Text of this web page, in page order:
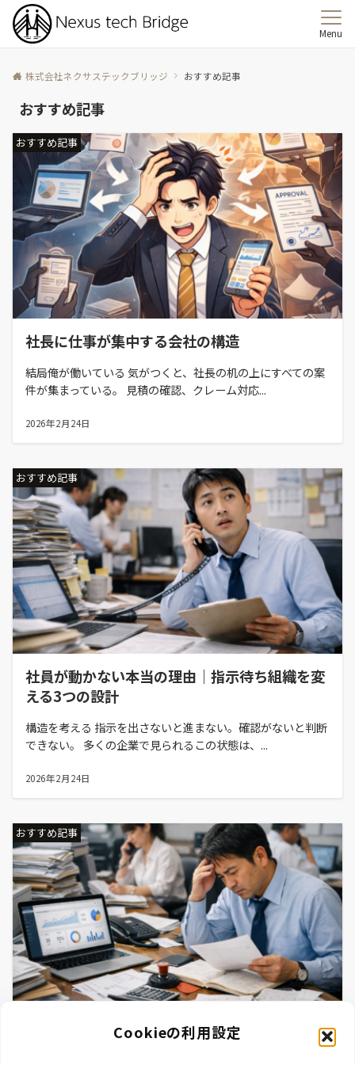
Cookieの利用設定
Menu
株式会社ネクサステックブリッジ おすすめ記事
おすすめ記事
おすすめ記事
社長に仕事が集中する会社の構造
結局俺が働いている 気がつくと、社長の机の上にすべての案
件が集まっている。 見積の確認、クレーム対応...
2026年2月24日
おすすめ記事
社員が動かない本当の理由｜指示待ち組織を変
える3つの設計
構造を考える 指示を出さないと進まない。確認がないと判断
できない。 多くの企業で見られるこの状態は、...
2026年2月24日
おすすめ記事
なぜIT導入は定着しないのか